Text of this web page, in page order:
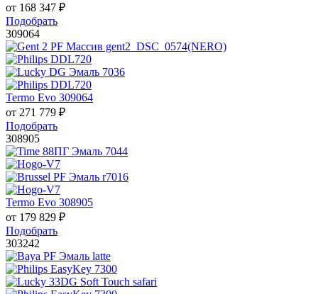
от 168 347 ₽
Подобрать
309064
Termo Evo 309064
от 271 779 ₽
Подобрать
308905
Termo Evo 308905
от 179 829 ₽
Подобрать
303242